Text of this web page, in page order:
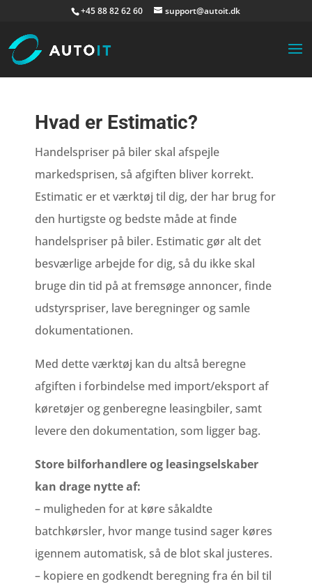
+45 88 82 62 60 support@autoit.dk
Hvad er Estimatic?
Handelspriser på biler skal afspejle
markedsprisen, så afgiften bliver korrekt.
Estimatic er et værktøj til dig, der har brug for
den hurtigste og bedste måde at finde
handelspriser på biler. Estimatic gør alt det
besværlige arbejde for dig, så du ikke skal
bruge din tid på at fremsøge annoncer, finde
udstyrspriser, lave beregninger og samle
dokumentationen.
Med dette værktøj kan du altså beregne
afgiften i forbindelse med import/eksport af
køretøjer og genberegne leasingbiler, samt
levere den dokumentation, som ligger bag.
Store bilforhandlere og leasingselskaber
kan drage nytte af:
– muligheden for at køre såkaldte
batchkørsler, hvor mange tusind sager køres
igennem automatisk, så de blot skal justeres.
– kopiere en godkendt beregning fra én bil til